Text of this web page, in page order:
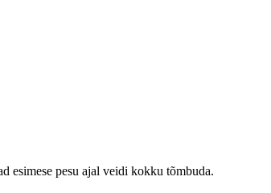
esimese pesu ajal veidi kokku tõmbuda.